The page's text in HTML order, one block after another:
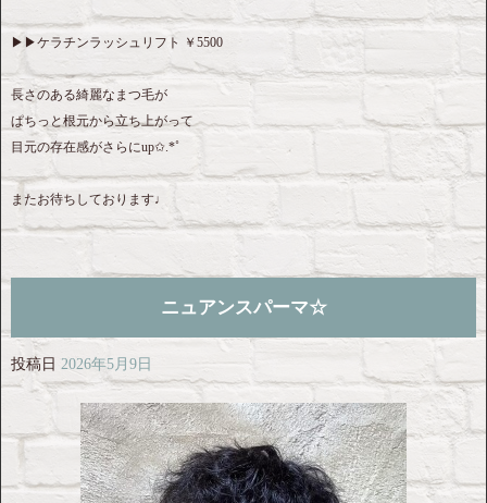
▶︎▶︎ケラチンラッシュリフト ￥5500
長さのある綺麗なまつ毛が
ぱちっと根元から立ち上がって
目元の存在感がさらにup✩.*˚
またお待ちしております♩
ニュアンスパーマ☆
投稿日 2026年5月9日